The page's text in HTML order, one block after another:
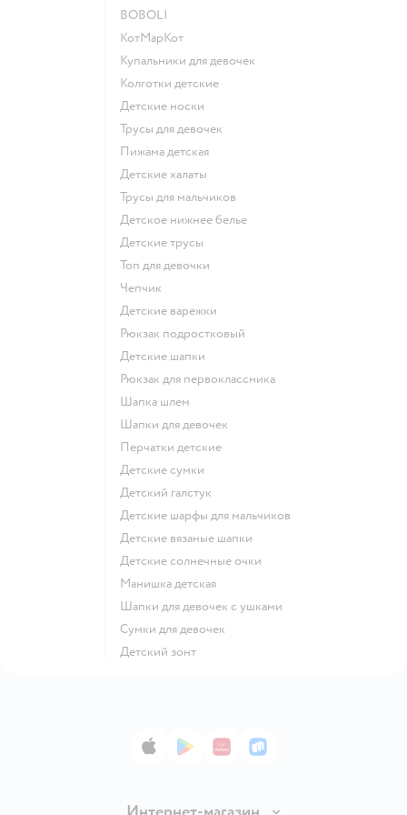
BOBOLI
КотМарКот
Купальники для девочек
Колготки детские
Детские носки
Трусы для девочек
Пижама детская
Детские халаты
Трусы для мальчиков
Детское нижнее белье
Детские трусы
Топ для девочки
Чепчик
Детские варежки
Рюкзак подростковый
Детские шапки
Рюкзак для первоклассника
Шапка шлем
Шапки для девочек
Перчатки детские
Детские сумки
Детский галстук
Детские шарфы для мальчиков
Детские вязаные шапки
Детские солнечные очки
Манишка детская
Шапки для девочек с ушками
Сумки для девочек
Детский зонт
App StoreGoogle Play
AppGallery
RuStore